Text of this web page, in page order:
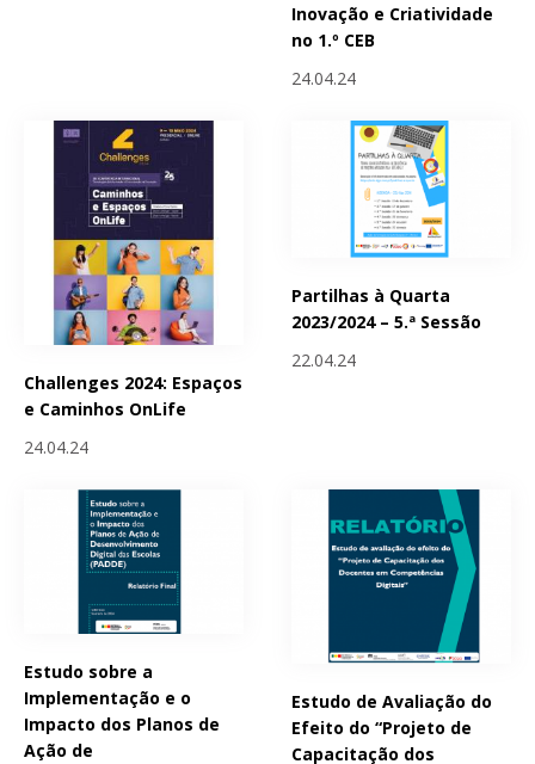
Inovação e Criatividade
no 1.º CEB
24.04.24
Challenges 2024: Espaços
e Caminhos OnLife
24.04.24
Partilhas à Quarta
2023/2024 – 5.ª Sessão
22.04.24
Estudo sobre a
Implementação e o
Impacto dos Planos de
Ação de
Estudo de Avaliação do
Efeito do “Projeto de
Capacitação dos